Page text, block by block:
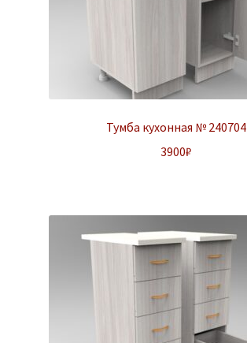
Тумба кухонная № 240704
3900₽